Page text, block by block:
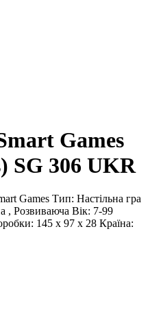
Games
SG 306 UKR
Games Тип: Настільна гра
, Розвиваюча Вік: 7-99
145 x 97 x 28 Країна: